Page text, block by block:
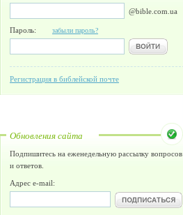
@bible.com.ua
Пароль: забыли пароль?
Регистрация в библейской почте
Обновления сайта
Подпишитесь на еженедельную рассылку вопросов
и ответов.
Адрес e-mail: